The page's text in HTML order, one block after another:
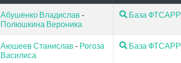
Абушенко Владислав -
Полюшкина Вероника
База ФТСАРР
Аюшеев Станислав - Рогоза
Василиса
База ФТСАРР